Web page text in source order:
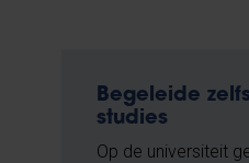
Begeleide
studies
Op de universiteit